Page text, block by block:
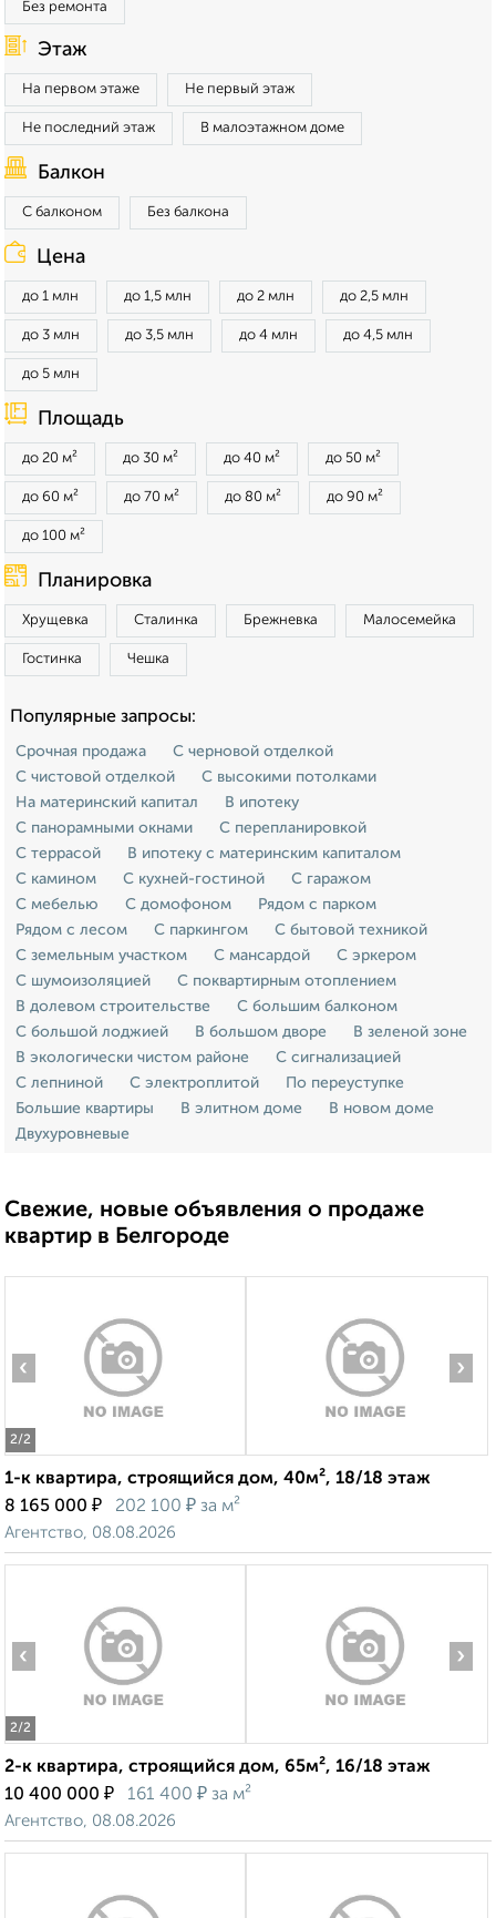
Без ремонта
Этаж
На первом этаже Не первый этаж
Не последний этаж В малоэтажном доме
Балкон
С балконом Без балкона
Цена
до 1 млн до 1,5 млн до 2 млн до 2,5 млн
до 3 млн до 3,5 млн до 4 млн до 4,5 млн
до 5 млн
Площадь
до 20 м² до 30 м² до 40 м² до 50 м²
до 60 м² до 70 м² до 80 м² до 90 м²
до 100 м²
Планировка
Хрущевка Сталинка Брежневка Малосемейка
Гостинка Чешка
Популярные запросы:
Срочная продажа
С черновой отделкой
С чистовой отделкой
С высокими потолками
На материнский капитал
В ипотеку
С панорамными окнами
С перепланировкой
С террасой
В ипотеку с материнским капиталом
С камином
С кухней-гостиной
С гаражом
С мебелью
С домофоном
Рядом с парком
Рядом с лесом
С паркингом
С бытовой техникой
С земельным участком
С мансардой
С эркером
С шумоизоляцией
С поквартирным отоплением
В долевом строительстве
С большим балконом
С большой лоджией
В большом дворе
В зеленой зоне
В экологически чистом районе
С сигнализацией
С лепниной
С электроплитой
По переуступке
Большие квартиры
В элитном доме
В новом доме
Двухуровневые
Свежие, новые объявления о продаже
квартир в Белгороде
2/2
‹ ›
1-к квартира, строящийся дом, 40м², 18/18 этаж
8 165 000 ₽ 202 100 ₽ за м²
Агентство, 08.08.2026
2/2
‹ ›
2-к квартира, строящийся дом, 65м², 16/18 этаж
10 400 000 ₽ 161 400 ₽ за м²
Агентство, 08.08.2026